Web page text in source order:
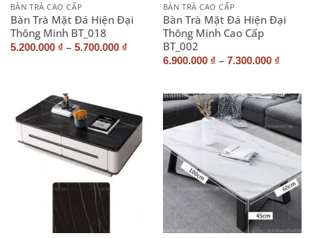
BÀN TRÀ CAO CẤP
Bàn Trà Mặt Đá Hiện Đại
Thông Minh BT_018
5.200.000 ₫ – 5.700.000 ₫
BÀN TRÀ CAO CẤP
Bàn Trà Mặt Đá Hiện Đại
Thông Minh Cao Cấp
BT_002
6.900.000 ₫ – 7.300.000 ₫